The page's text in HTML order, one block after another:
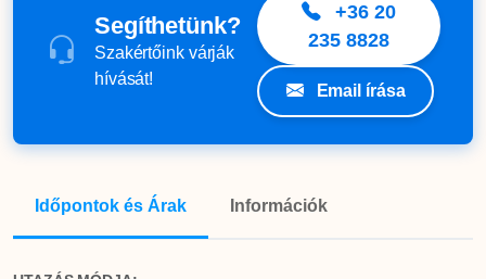
Segíthetünk?
Szakértőink várják
hívását!
+36 20
235 8828
Email írása
Időpontok és Árak Információk